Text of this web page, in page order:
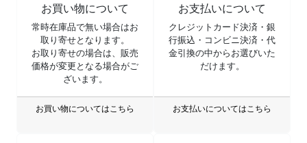
お買い物について
常時在庫品で無い場合はお
取り寄せとなります。
お取り寄せの場合は、販売
価格が変更となる場合がご
ざいます。
お買い物についてはこちら
お支払いについて
クレジットカード決済・銀
行振込・コンビニ決済・代
金引換の中からお選びいた
だけます。
お支払いについてはこちら